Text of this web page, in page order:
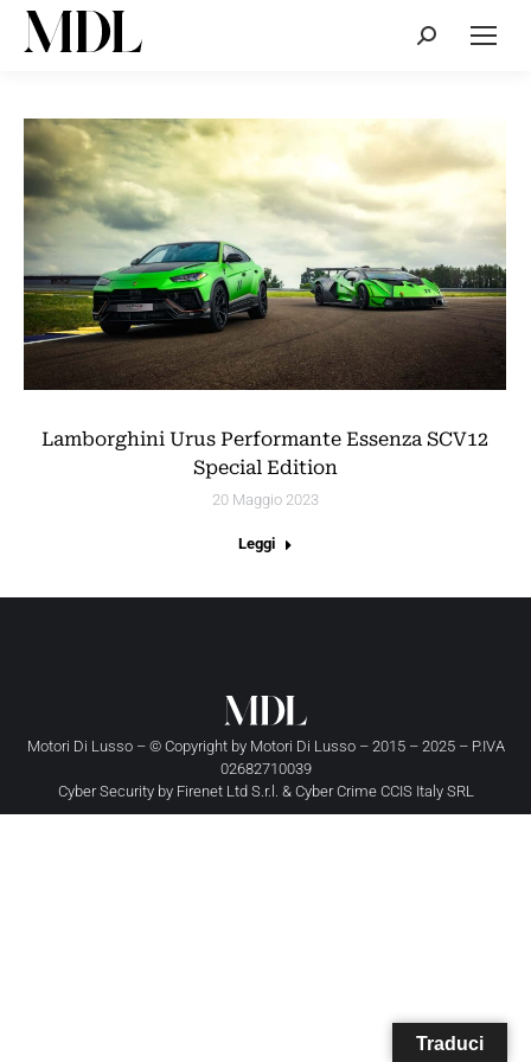
Cerca:
Lamborghini Urus Performante Essenza SCV12
Special Edition
20 Maggio 2023
Leggi
Motori Di Lusso – © Copyright by Motori Di Lusso– 2015 – 2025 – P.IVA
02682710039
Cyber Security by Firenet Ltd S.r.l. & Cyber Crime CCIS Italy SRL
Traduci